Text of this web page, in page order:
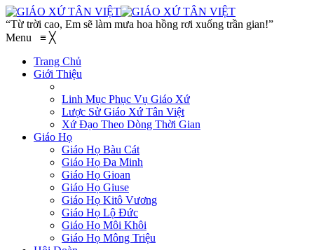
“Từ trời cao, Em sẽ làm mưa hoa hồng rơi xuống trần gian!”
Menu ≡ ╳
Trang Chủ
Giới Thiệu
Linh Mục Phục Vụ Giáo Xứ
Lược Sử Giáo Xứ Tân Việt
Xứ Đạo Theo Dòng Thời Gian
Giáo Họ
Giáo Họ Bàu Cát
Giáo Họ Đa Minh
Giáo Họ Gioan
Giáo Họ Giuse
Giáo Họ Kitô Vương
Giáo Họ Lộ Đức
Giáo Họ Môi Khôi
Giáo Họ Mông Triệu